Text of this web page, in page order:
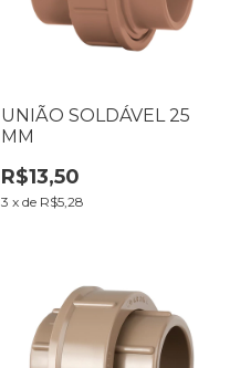
UNIÃO SOLDÁVEL 25
MM
R$13,50
3 x de R$5,28